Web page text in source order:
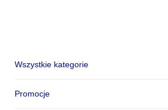
Wszystkie kategorie
Promocje